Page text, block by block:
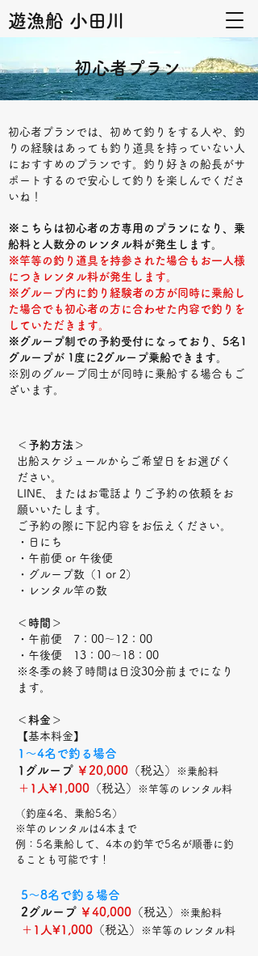
遊漁船 小田川
初心者プラン
初心者プランでは、初めて釣りをする人や、釣
りの経験はあっても釣り道具を持っていない人
におすすめのプランです。釣り好きの船長がサ
ポートするので安心して釣りを楽しんでくださ
いね！
※こちらは初心者の方専用のプランになり、乗
船料と人数分のレンタル料が発生します。
※竿等の釣り道具を持参された場合もお一人様
につきレンタル料が発生します。
※グループ内に釣り経験者の方が同時に乗船し
た場合でも初心者の方に合わせた内容で釣りを
していただきます。
※グループ制での予約受付になっており、5名1
グループが 1度に2グループ乗船できます。
※別のグループ同士が同時に乗船する場合もご
ざいます。
＜予約方法＞
出船スケジュールからご希望日をお選びく
ださい。
LINE、またはお電話よりご予約の依頼をお
願いいたします。
ご予約の際に下記内容をお伝えください。
・日にち
・午前便 or 午後便
・グループ数（1 or 2）
・レンタル竿の数
＜時間＞
・午前便 7：00〜12：00
・午後便 13：00〜18：00
※ 冬季の終了時間 は日没30分前までになり
ます。
＜料金＞
【基本料金】
1〜4名で釣る場合
1グループ ￥20,000 （税込） ※乗船料
＋1人¥1,000 （税込） ※竿等のレンタル料
（釣座4名、乗船5名）
※竿のレンタルは4本まで
例：5名乗船して、4本の釣竿で5名が順番に釣
ることも可能です！
5〜8名で釣る場合
2グループ ￥40,000 （税込） ※乗船料
＋1人¥1,000 （税込） ※竿等のレンタル料